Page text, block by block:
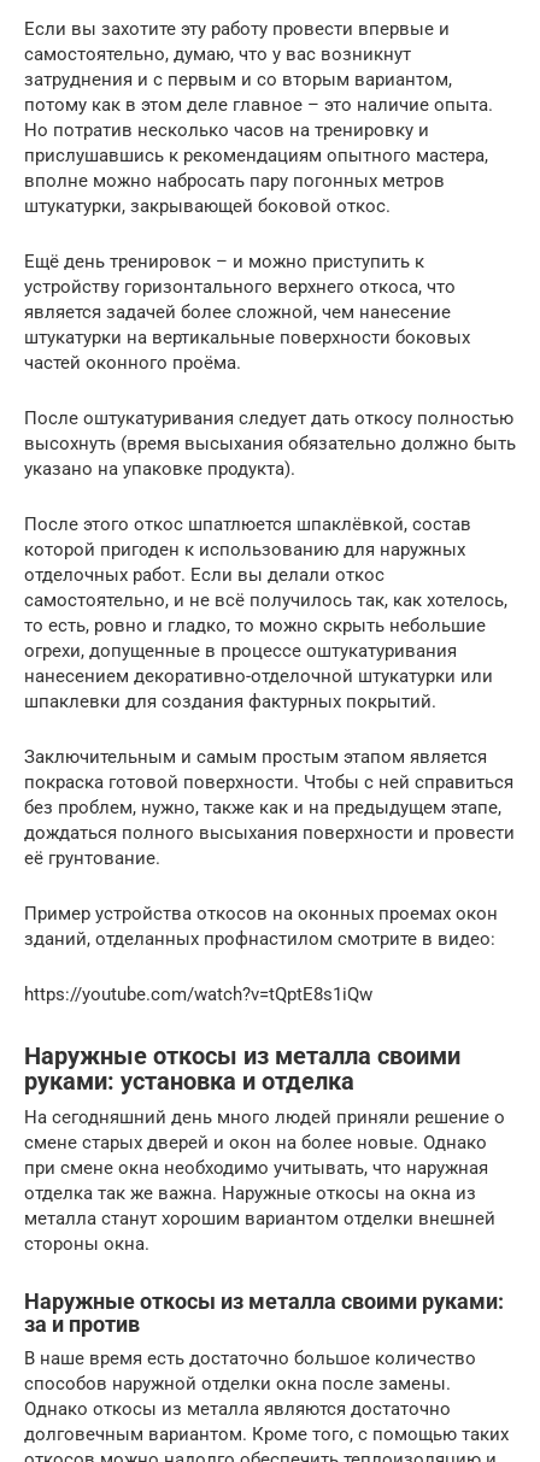
Если вы захотите эту работу провести впервые и
самостоятельно, думаю, что у вас возникнут
затруднения и с первым и со вторым вариантом,
потому как в этом деле главное – это наличие опыта.
Но потратив несколько часов на тренировку и
прислушавшись к рекомендациям опытного мастера,
вполне можно набросать пару погонных метров
штукатурки, закрывающей боковой откос.
Ещё день тренировок – и можно приступить к
устройству горизонтального верхнего откоса, что
является задачей более сложной, чем нанесение
штукатурки на вертикальные поверхности боковых
частей оконного проёма.
После оштукатуривания следует дать откосу полностью
высохнуть (время высыхания обязательно должно быть
указано на упаковке продукта).
После этого откос шпатлюется шпаклёвкой, состав
которой пригоден к использованию для наружных
отделочных работ. Если вы делали откос
самостоятельно, и не всё получилось так, как хотелось,
то есть, ровно и гладко, то можно скрыть небольшие
огрехи, допущенные в процессе оштукатуривания
нанесением декоративно-отделочной штукатурки или
шпаклевки для создания фактурных покрытий.
Заключительным и самым простым этапом является
покраска готовой поверхности. Чтобы с ней справиться
без проблем, нужно, также как и на предыдущем этапе,
дождаться полного высыхания поверхности и провести
её грунтование.
Пример устройства откосов на оконных проемах окон
зданий, отделанных профнастилом смотрите в видео:
https://youtube.com/watch?v=tQptE8s1iQw
Наружные откосы из металла своими
руками: установка и отделка
На сегодняшний день много людей приняли решение о
смене старых дверей и окон на более новые. Однако
при смене окна необходимо учитывать, что наружная
отделка так же важна. Наружные откосы на окна из
металла станут хорошим вариантом отделки внешней
стороны окна.
Наружные откосы из металла своими руками:
за и против
В наше время есть достаточно большое количество
способов наружной отделки окна после замены.
Однако откосы из металла являются достаточно
долговечным вариантом. Кроме того, с помощью таких